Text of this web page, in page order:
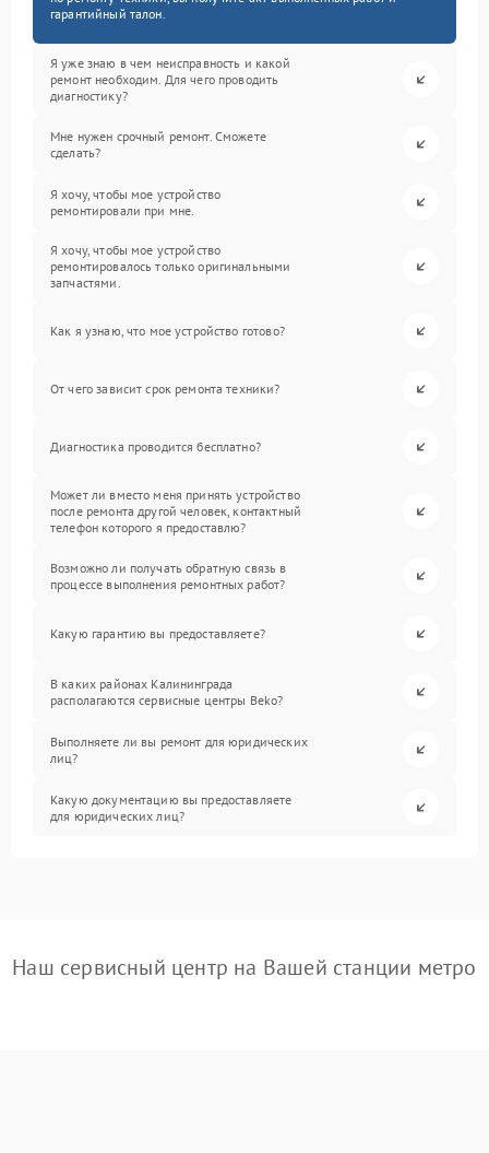
гарантийный талон.
Я уже знаю в чем неисправность и какой
ремонт необходим. Для чего проводить
диагностику?
Мне нужен срочный ремонт. Сможете
сделать?
Я хочу, чтобы мое устройство
ремонтировали при мне.
Я хочу, чтобы мое устройство
ремонтировалось только оригинальными
запчастями.
Как я узнаю, что мое устройство готово?
От чего зависит срок ремонта техники?
Диагностика проводится бесплатно?
Может ли вместо меня принять устройство
после ремонта другой человек, контактный
телефон которого я предоставлю?
Возможно ли получать обратную связь в
процессе выполнения ремонтных работ?
Какую гарантию вы предоставляете?
В каких районах Калининграда
располагаются сервисные центры Beko?
Выполняете ли вы ремонт для юридических
лиц?
Какую документацию вы предоставляете
для юридических лиц?
Наш сервисный центр на Вашей станции метро